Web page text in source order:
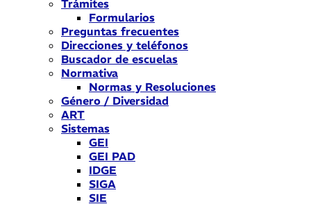
Trámites
Formularios
Preguntas frecuentes
Direcciones y teléfonos
Buscador de escuelas
Normativa
Normas y Resoluciones
Género / Diversidad
ART
Sistemas
GEI
GEI PAD
IDGE
SIGA
SIE